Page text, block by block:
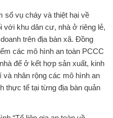
số vụ cháy và thiệt hại về
với khu dân cư, nhà ở riêng lẻ,
trên địa bàn xã. Đồng
các mô hình an toàn PCCC
để ở kết hợp sản xuất, kinh
và nhân rộng các mô hình an
thực tế tại từng địa bàn quản